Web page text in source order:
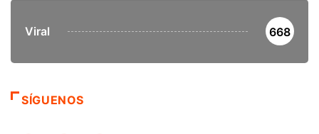
Viral 668
SÍGUENOS